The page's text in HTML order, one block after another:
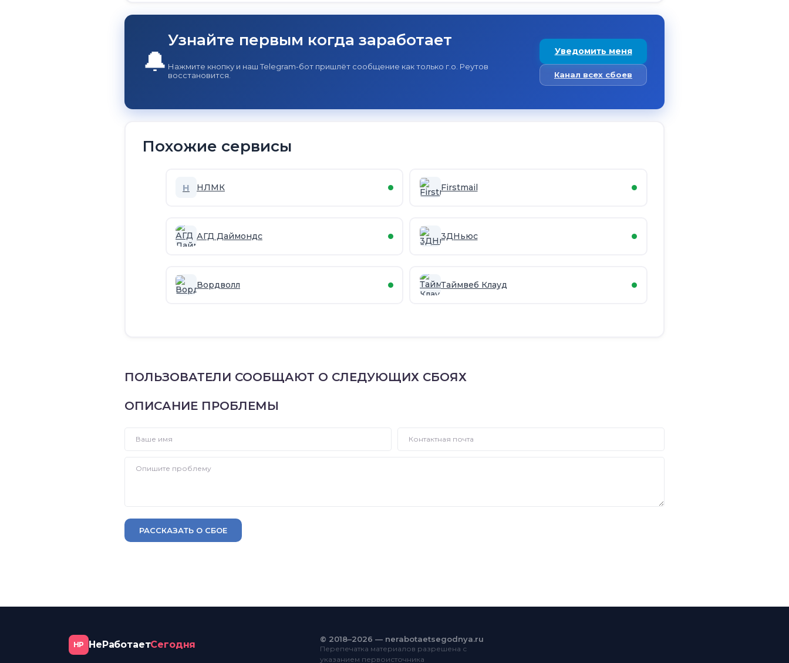
🔔
Узнайте первым когда заработает
Нажмите кнопку и наш Telegram-бот пришлёт сообщение как только г.о. Реутов
восстановится.
Уведомить меня
Канал всех сбоев
Похожие сервисы
Н НЛМК Firstmail
АГД Даймондс 3ДНьюс
Вордволл Таймвеб Клауд
ПОЛЬЗОВАТЕЛИ СООБЩАЮТ О СЛЕДУЮЩИХ СБОЯХ
ОПИСАНИЕ ПРОБЛЕМЫ
РАССКАЗАТЬ О СБОЕ
НР НеРаботаетСегодня © 2018–2026 — nerabotaetsegodnya.ru
Перепечатка материалов разрешена с
указанием первоисточника